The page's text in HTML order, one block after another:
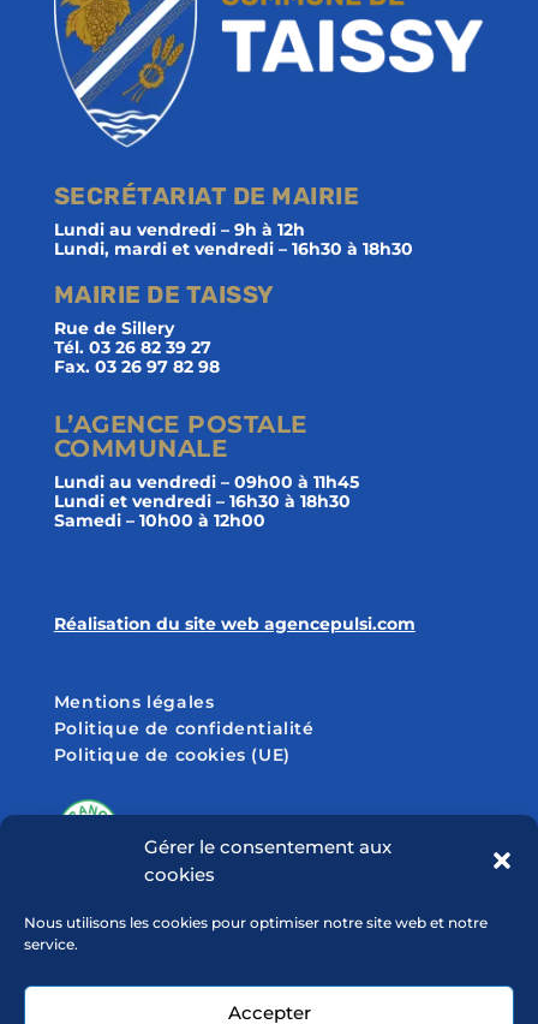
Gérer le consentement aux
cookies
Nous utilisons les cookies pour optimiser notre site web et notre
service.
Accepter
SECRÉTARIAT DE MAIRIE
Lundi au vendredi – 9h à 12h
Lundi, mardi et vendredi – 16h30 à 18h30
MAIRIE DE TAISSY
Rue de Sillery
Tél. 03 26 82 39 27
Fax. 03 26 97 82 98
L’AGENCE POSTALE
COMMUNALE
Lundi au vendredi – 09h00 à 11h45
Lundi et vendredi – 16h30 à 18h30
Samedi – 10h00 à 12h00
Réalisation du site web agencepulsi.com
Mentions légales
Politique de confidentialité
Politique de cookies (UE)
SUIVEZ-NOUS SUR